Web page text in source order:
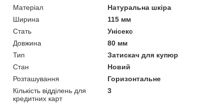
Матеріал
Натуральна шкіра
Ширина
115 мм
Стать
Унісекс
Довжина
80 мм
Тип
Затискач для купюр
Стан
Новий
Розташування
Горизонтальне
Кількість відділень для
кредитних карт
3